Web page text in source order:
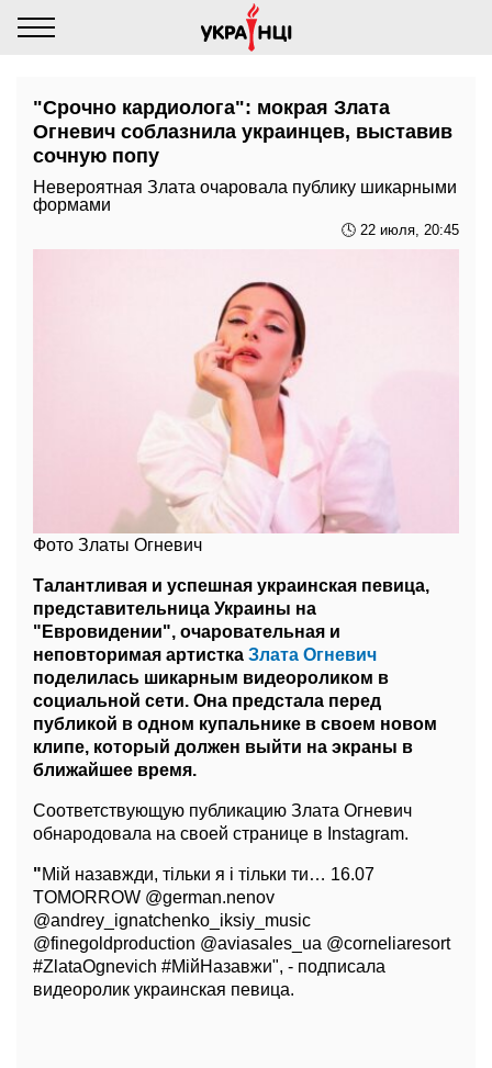
"Срочно кардиолога": мокрая Злата
Огневич соблазнила украинцев, выставив
сочную попу
Невероятная Злата очаровала публику шикарными
формами
🕓 22 июля, 20:45
Фото Златы Огневич
Талантливая и успешная украинская певица,
представительница Украины на
"Евровидении", очаровательная и
неповторимая артистка Злата Огневич
поделилась шикарным видеороликом в
социальной сети. Она предстала перед
публикой в одном купальнике в своем новом
клипе, который должен выйти на экраны в
ближайшее время.
Соответствующую публикацию Злата Огневич
обнародовала на своей странице в Instagram.
"Мій назавжди, тільки я і тільки ти… 16.07
TOMORROW @german.nenov
@andrey_ignatchenko_iksiy_music
@finegoldproduction @aviasales_ua @corneliaresort
#ZlataOgnevich #МійНазавжи", - подписала
видеоролик украинская певица.